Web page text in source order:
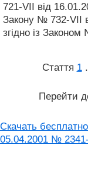
721-VII від
Закону № 732-VII
згідно із
Стаття 1
Перейти
Скачать
05.04.2001 №